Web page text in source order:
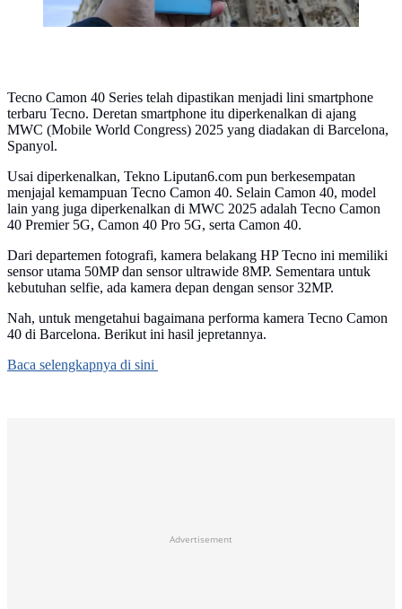
Tecno Camon 40 Series telah dipastikan menjadi lini smartphone
terbaru Tecno. Deretan smartphone itu diperkenalkan di ajang
MWC (Mobile World Congress) 2025 yang diadakan di Barcelona,
Spanyol.
Usai diperkenalkan, Tekno Liputan6.com pun berkesempatan
menjajal kemampuan Tecno Camon 40. Selain Camon 40, model
lain yang juga diperkenalkan di MWC 2025 adalah Tecno Camon
40 Premier 5G, Camon 40 Pro 5G, serta Camon 40.
Dari departemen fotografi, kamera belakang HP Tecno ini memiliki
sensor utama 50MP dan sensor ultrawide 8MP. Sementara untuk
kebutuhan selfie, ada kamera depan dengan sensor 32MP.
Nah, untuk mengetahui bagaimana performa kamera Tecno Camon
40 di Barcelona. Berikut ini hasil jepretannya.
Baca selengkapnya di sini
Advertisement